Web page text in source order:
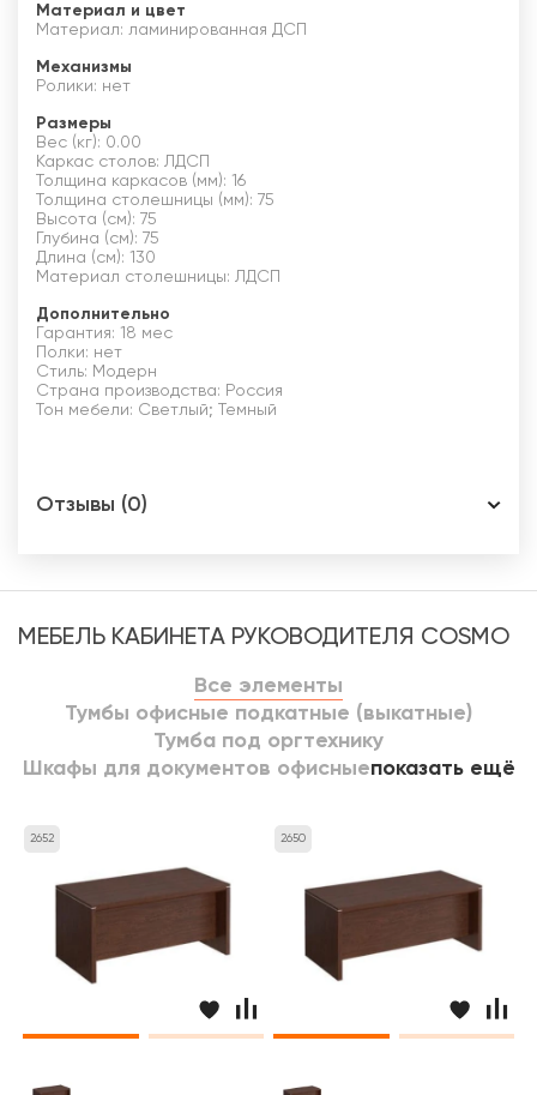
Материал и цвет
Материал: ламинированная ДСП
Механизмы
Ролики: нет
Размеры
Вес (кг): 0.00
Каркас столов: ЛДСП
Толщина каркасов (мм): 16
Толщина столешницы (мм): 75
Высота (см): 75
Глубина (см): 75
Длина (см): 130
Материал столешницы: ЛДСП
Дополнительно
Гарантия: 18 мес
Полки: нет
Стиль: Модерн
Страна производства: Россия
Тон мебели: Светлый; Темный
Отзывы (0)
МЕБЕЛЬ КАБИНЕТА РУКОВОДИТЕЛЯ COSMO
Все элементы
Тумбы офисные подкатные (выкатные)
Тумба под оргтехнику
Шкафы для документов офисныепоказать ещё
2652 2650